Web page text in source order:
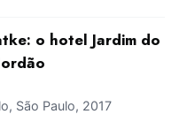
o hotel Jardim do
São Paulo, 2017